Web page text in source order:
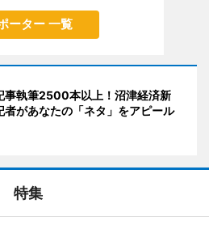
ーター 一覧
事執筆2500本以上！沼津経済新
者があなたの「ネタ」をアピール
特集